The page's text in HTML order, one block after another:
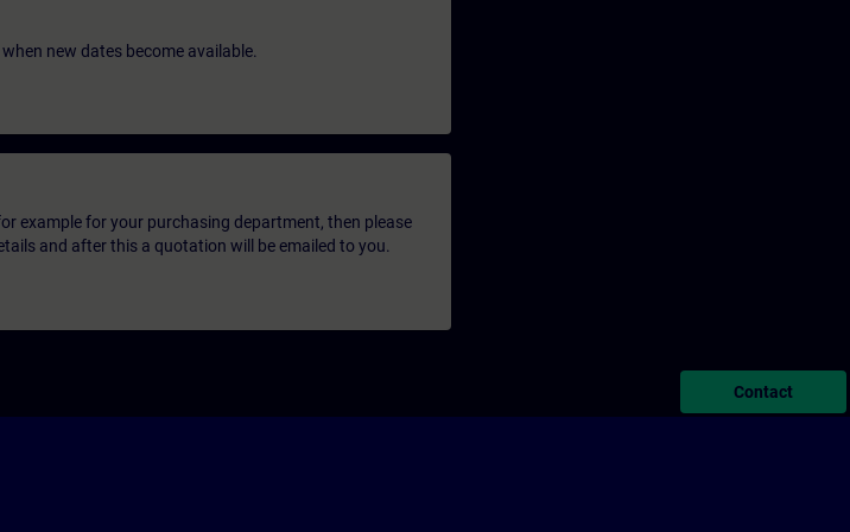
new dates become available.
example for your purchasing department, then please
and after this a quotation will be emailed to you.
Contact